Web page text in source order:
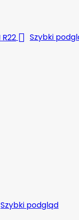
 Szybki
Szybki podgląd